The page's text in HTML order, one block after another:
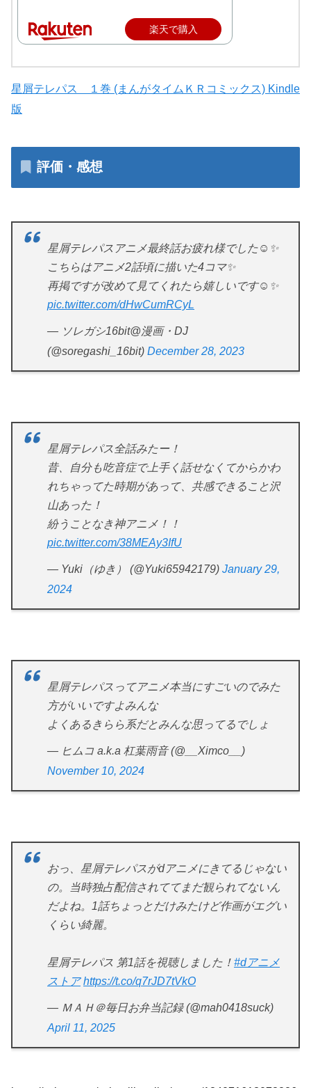
楽天で購入
星屑テレパス １巻 (まんがタイムＫＲコミックス) Kindle
版
評価・感想
星屑テレパスアニメ最終話お疲れ様でした☺️✨
こちらはアニメ2話頃に描いた4コマ✨
再掲ですが改めて見てくれたら嬉しいです☺️✨
pic.twitter.com/dHwCumRCyL
— ソレガシ16bit@漫画・DJ
(@soregashi_16bit) December 28, 2023
星屑テレパス全話みたー！
昔、自分も吃音症で上手く話せなくてからかわ
れちゃってた時期があって、共感できること沢
山あった！
紛うことなき神アニメ！！
pic.twitter.com/38MEAy3IfU
— Yuki（ゆき） (@Yuki65942179) January 29,
2024
星屑テレパスってアニメ本当にすごいのでみた
方がいいですよみんな
よくあるきらら系だとみんな思ってるでしょ
— ヒムコ a.k.a 杠葉雨音 (@__Ximco__)
November 10, 2024
おっ、星屑テレパスがdアニメにきてるじゃない
の。当時独占配信されててまだ観られてないん
だよね。1話ちょっとだけみたけど作画がエグい
くらい綺麗。
星屑テレパス 第1話を視聴しました！ #dアニメ
ストア https://t.co/q7rJD7tVkO
— ＭＡＨ＠毎日お弁当記録 (@mah0418suck)
April 11, 2025